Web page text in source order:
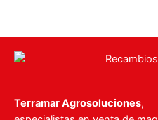
Terramar Agrosoluciones,